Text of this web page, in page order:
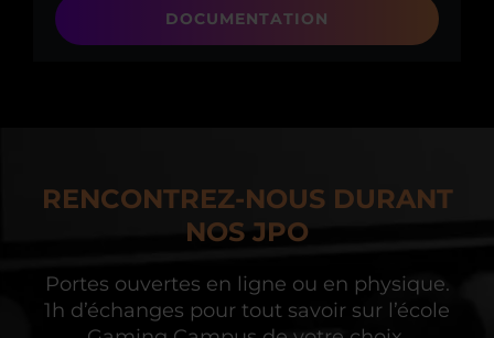
DOCUMENTATION
RENCONTREZ-NOUS DURANT
NOS JPO
Portes ouvertes en ligne ou en physique.
1h d’échanges pour tout savoir sur l’école